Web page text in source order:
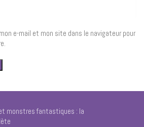
e-mail et mon site dans le navigateur pour
monstres fantastiques : la